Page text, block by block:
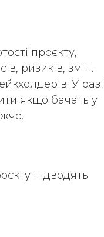
проєкту,
ризиків, змін.
У разі
якщо бачать у
підводять